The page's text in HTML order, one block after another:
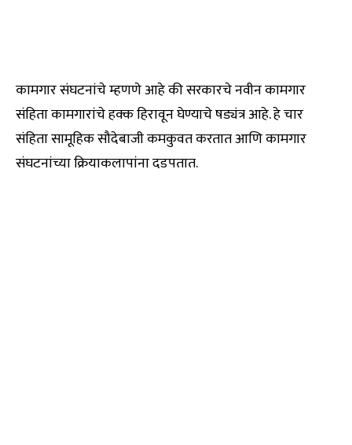
कामगार संघटनांचे म्हणणे आहे की सरकारचे नवीन कामगार
संहिता कामगारांचे हक्क हिरावून घेण्याचे षड्यंत्र आहे. हे चार
संहिता सामूहिक सौदेबाजी कमकुवत करतात आणि कामगार
संघटनांच्या क्रियाकलापांना दडपतात.